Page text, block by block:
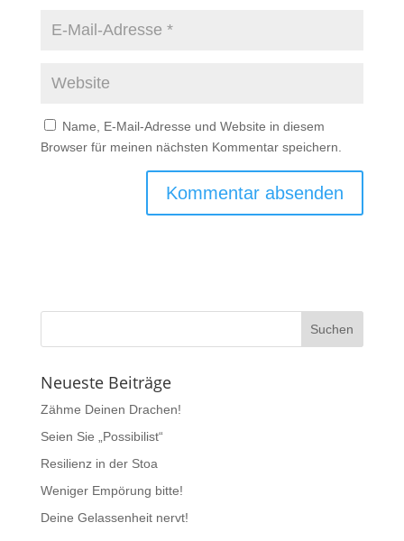
Name, E-Mail-Adresse und Website in diesem
Browser für meinen nächsten Kommentar speichern.
Neueste Beiträge
Zähme Deinen Drachen!
Seien Sie „Possibilist“
Resilienz in der Stoa
Weniger Empörung bitte!
Deine Gelassenheit nervt!